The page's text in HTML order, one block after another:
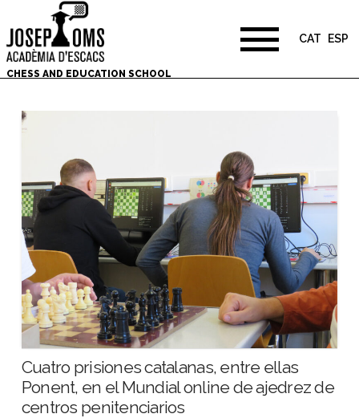
CHESS AND EDUCATION SCHOOL
CAT ESP
Cuatro prisiones catalanas, entre ellas
Ponent, en el Mundial online de ajedrez de
centros penitenciarios